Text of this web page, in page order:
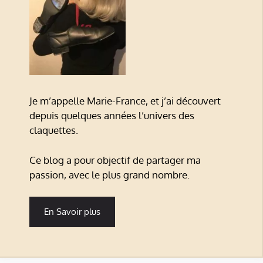
Je m’appelle Marie-France, et j’ai découvert
depuis quelques années l’univers des
claquettes.
Ce blog a pour objectif de partager ma
passion, avec le plus grand nombre.
En Savoir plus